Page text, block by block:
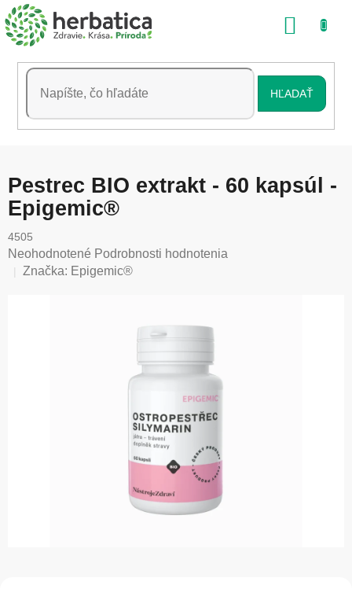
Prejsť
na
obsah
HĽADAŤ
Pestrec BIO extrakt - 60 kapsúl -
Epigemic®
4505
Priemerné
hodnotenie
Neohodnotené Podrobnosti hodnotenia
Značka: Epigemic®